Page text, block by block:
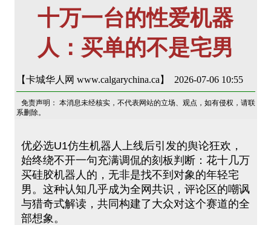
十万一台的性爱机器
人：买单的不是宅男
【卡城华人网 www.calgarychina.ca】 2026-07-06 10:55
免责声明： 本消息未经核实，不代表网站的立场、观点，如有侵权，请联
系删除。
优必选U1仿生机器人上线后引发的舆论狂欢，
始终绕不开一句充满调侃的刻板判断：花十几万
买硅胶机器人的，无非是找不到对象的年轻宅
男。这种认知几乎成为全网共识，评论区的嘲讽
与猎奇式解读，共同构建了大众对这个赛道的全
部想象。